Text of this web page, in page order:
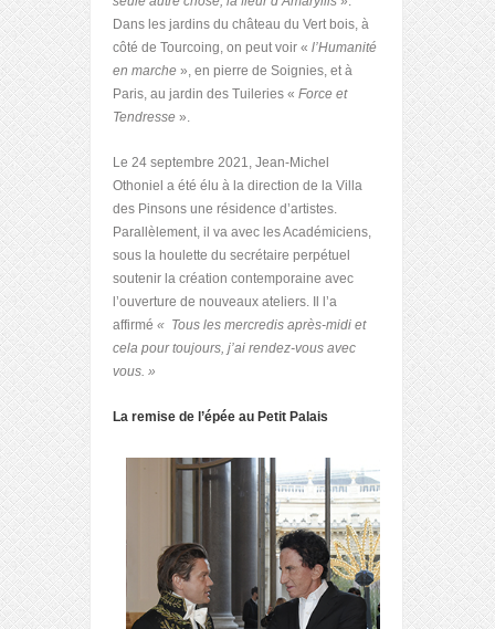
Dans les jardins du château du Vert bois, à
côté de Tourcoing, on peut voir « l’Humanité
en marche », en pierre de Soignies, et à
Paris, au jardin des Tuileries « Force et
Tendresse ».
Le 24 septembre 2021, Jean-Michel
Othoniel a été élu à la direction de la Villa
des Pinsons une résidence d’artistes.
Parallèlement, il va avec les Académiciens,
sous la houlette du secrétaire perpétuel
soutenir la création contemporaine avec
l’ouverture de nouveaux ateliers. Il l’a
affirmé « Tous les mercredis après-midi et
cela pour toujours, j’ai rendez-vous avec
vous. »
La remise de l’épée au Petit Palais